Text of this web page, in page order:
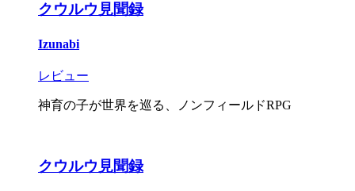
クウルウ見聞録
Izunabi
レビュー
神育の子が世界を巡る、ノンフィールドRPG
クウルウ見聞録